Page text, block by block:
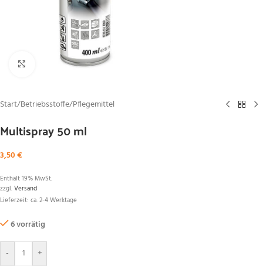
Zum Vergrößern klicken
Start/Betriebsstoffe/Pflegemittel
Multispray 50 ml
3,50€
Enthält 19% MwSt.
zzgl.Versand
Lieferzeit: ca. 2-4 Werktage
6 vorrätig
- +